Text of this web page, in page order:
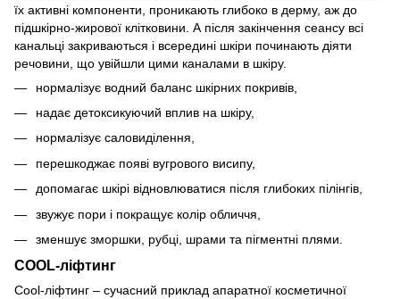
їх активні компоненти, проникають глибоко в дерму, аж до
підшкірно-жирової клітковини. А після закінчення сеансу всі
канальці закриваються і всередині шкіри починають діяти
речовини, що увійшли цими каналами в шкіру.
нормалізує водний баланс шкірних покривів,
надає детоксикуючий вплив на шкіру,
нормалізує саловиділення,
перешкоджає появі вугрового висипу,
допомагає шкірі відновлюватися після глибоких пілінгів,
звужує пори і покращує колір обличчя,
зменшує зморшки, рубці, шрами та пігментні плями.
COOL-ліфтинг
Cool-ліфтинг – сучасний приклад апаратної косметичної